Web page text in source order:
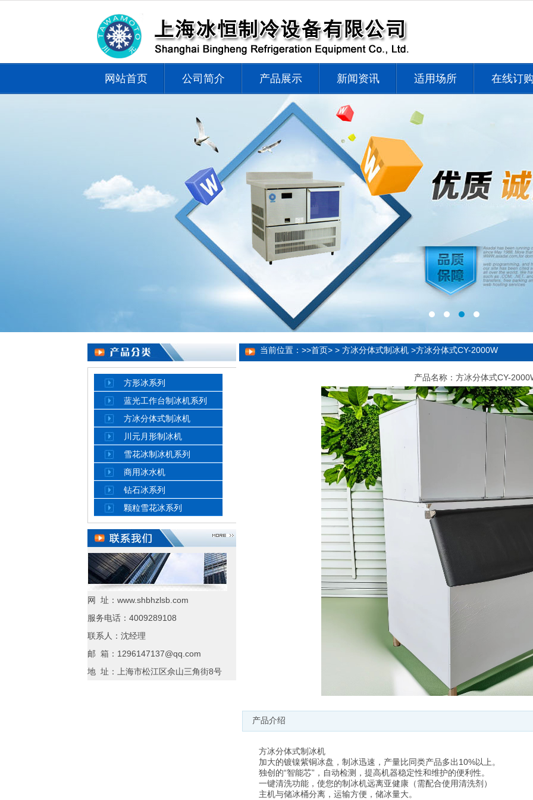
网站首页 公司简介 产品展示 新闻资讯 适用场所 在线订
方形冰系列
蓝光工作台制冰机系列
方冰分体式制冰机
川元月形制冰机
雪花冰制冰机系列
商用冰水机
钻石冰系列
颗粒雪花冰系列
网 址：www.shbhzlsb.com
服务电话：4009289108
联系人：沈经理
邮 箱：1296147137@qq.com
地 址：上海市松江区佘山三角街8号
当前位置： >>首页> > 方冰分体式制冰机 >方冰分体式CY-2000W
产品名称：方冰分体式CY-
产品介绍
方冰分体式制冰机
加大的镀镍紫铜冰盘，制冰迅速，产量比同类产品多出10%以上。
独创的“智能芯”，自动检测，提高机器稳定性和维护的便利性。
一键清洗功能，使您的制冰机远离亚健康（需配合使用清洗剂）
主机与储冰桶分离，运输方便，储冰量大。